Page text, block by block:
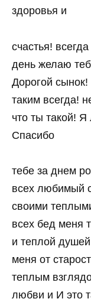
здоровья и
счастья!
день желаю
Дорогой
таким всегда!
что ты такой!
Спасибо
тебе за днем
всех любимый
своими
всех бед меня
и теплой
меня от
теплым
любви и И это